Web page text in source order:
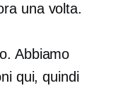
una volta.
Abbiamo
qui, quindi